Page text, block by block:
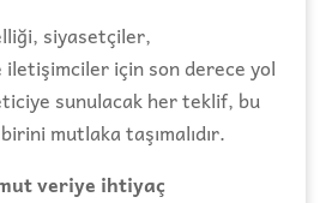
siyasetçiler,
iletişimciler için son derece yol
sunulacak her teklif, bu
mutlaka taşımalıdır.
veriye ihtiyaç